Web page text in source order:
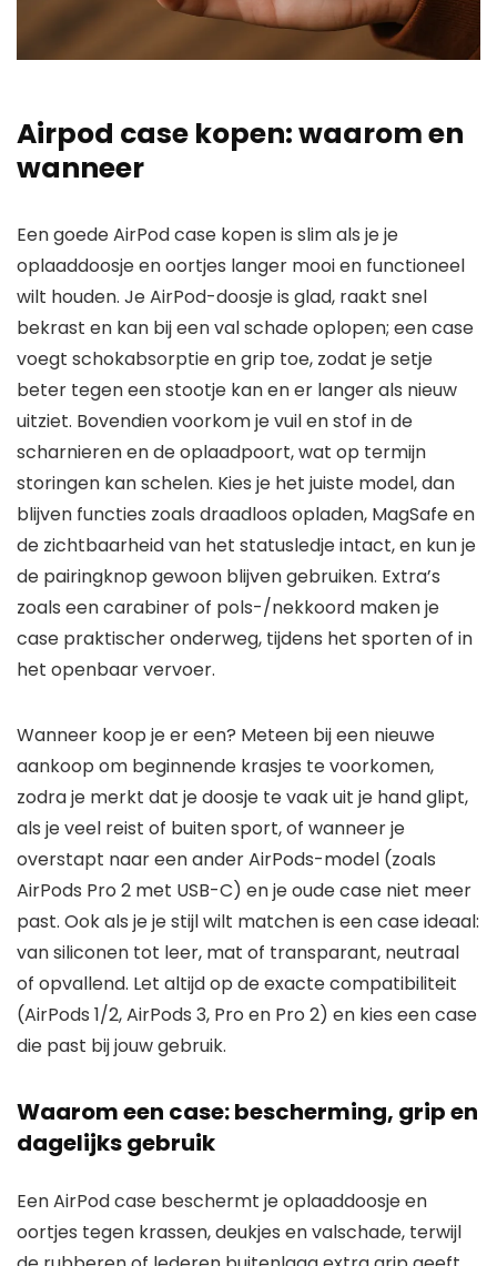
Airpod case kopen: waarom en
wanneer
Een goede AirPod case kopen is slim als je je
oplaaddoosje en oortjes langer mooi en functioneel
wilt houden. Je AirPod-doosje is glad, raakt snel
bekrast en kan bij een val schade oplopen; een case
voegt schokabsorptie en grip toe, zodat je setje
beter tegen een stootje kan en er langer als nieuw
uitziet. Bovendien voorkom je vuil en stof in de
scharnieren en de oplaadpoort, wat op termijn
storingen kan schelen. Kies je het juiste model, dan
blijven functies zoals draadloos opladen, MagSafe en
de zichtbaarheid van het statusledje intact, en kun je
de pairingknop gewoon blijven gebruiken. Extra’s
zoals een carabiner of pols-/nekkoord maken je
case praktischer onderweg, tijdens het sporten of in
het openbaar vervoer.
Wanneer koop je er een? Meteen bij een nieuwe
aankoop om beginnende krasjes te voorkomen,
zodra je merkt dat je doosje te vaak uit je hand glipt,
als je veel reist of buiten sport, of wanneer je
overstapt naar een ander AirPods-model (zoals
AirPods Pro 2 met USB-C) en je oude case niet meer
past. Ook als je je stijl wilt matchen is een case ideaal:
van siliconen tot leer, mat of transparant, neutraal
of opvallend. Let altijd op de exacte compatibiliteit
(AirPods 1/2, AirPods 3, Pro en Pro 2) en kies een case
die past bij jouw gebruik.
Waarom een case: bescherming, grip en
dagelijks gebruik
Een AirPod case beschermt je oplaaddoosje en
oortjes tegen krassen, deukjes en valschade, terwijl